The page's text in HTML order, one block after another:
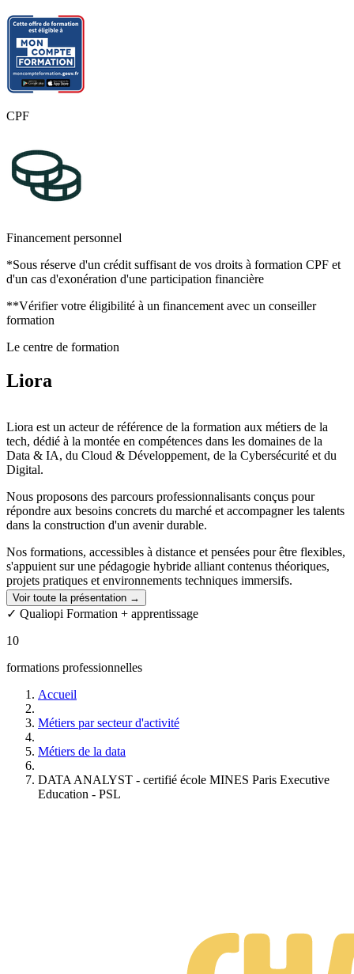
CPF
Financement personnel
*Sous réserve d'un crédit suffisant de vos droits à formation CPF et
d'un cas d'exonération d'une participation financière
**Vérifier votre éligibilité à un financement avec un conseiller
formation
Le centre de formation
Liora
Liora est un acteur de référence de la formation aux métiers de la
tech, dédié à la montée en compétences dans les domaines de la
Data & IA, du Cloud & Développement, de la Cybersécurité et du
Digital.
Nous proposons des parcours professionnalisants conçus pour
répondre aux besoins concrets du marché et accompagner les talents
dans la construction d'un avenir durable.
Nos formations, accessibles à distance et pensées pour être flexibles,
s'appuient sur une pédagogie hybride alliant contenus théoriques,
projets pratiques et environnements techniques immersifs.
Les apprenants développent ainsi des compétences immédiatement
mobilisables, tout en bénéficiant d'un accompagnement humain à
chaque étape de leur parcours.
Your future, decoded. Une promesse qui guide notre engagement :
rendre la technologie accessible pour révéler les talents de demain.
Voir toute la présentation →
✓ Qualiopi Formation + apprentissage
10
formations professionnelles
Accueil
Métiers par secteur d'activité
Métiers de la data
DATA ANALYST - certifié école MINES Paris Executive
Education - PSL